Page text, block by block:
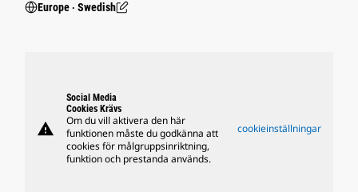
Europe ‧ Swedish
warning
Social Media
Cookies Krävs
Om du vill aktivera den här
funktionen måste du godkänna att
cookies för målgruppsinriktning,
funktion och prestanda används.
cookieinställningar